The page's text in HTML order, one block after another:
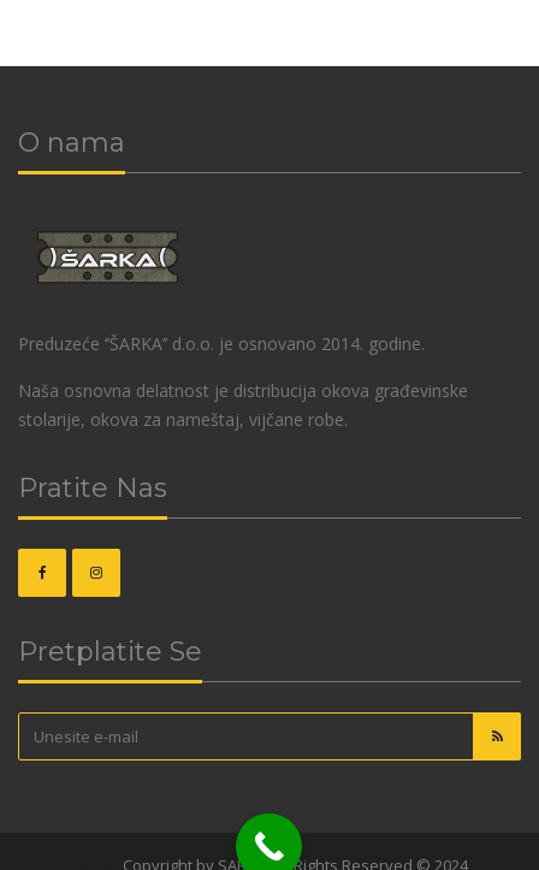
O nama
Preduzeće ‘’ŠARKA’’ d.o.o. je osnovano 2014. godine.
Naša osnovna delatnost je distribucija okova građevinske
stolarije, okova za nameštaj, vijčane robe.
Pratite Nas
Pretplatite Se
Copyright by SARKA. All Rights Reserved © 2024